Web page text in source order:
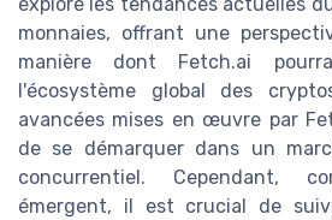
explore les tendances actuelles
monnaies, offrant une
manière dont Fetch.ai
l'écosystème global des
avancées mises en œuvre par
de se démarquer dans un
concurrentiel. Cependant,
émergent, il est crucial de